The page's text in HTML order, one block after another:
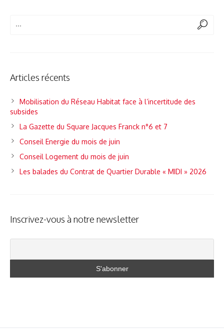
Articles récents
Mobilisation du Réseau Habitat face à l’incertitude des
subsides
La Gazette du Square Jacques Franck n°6 et 7
Conseil Energie du mois de juin
Conseil Logement du mois de juin
Les balades du Contrat de Quartier Durable « MIDI » 2026
Inscrivez-vous à notre newsletter